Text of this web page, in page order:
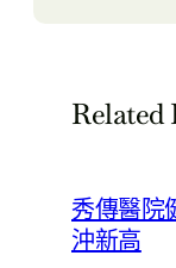
Related
秀傳醫院
沖新高